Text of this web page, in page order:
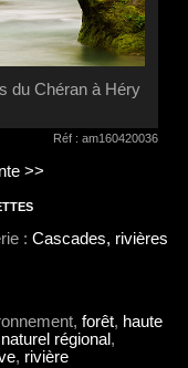
du Chéran à Héry
Réf : am160420036
>>
: Cascades, rivières
forêt, haute
régional ,
, rivière